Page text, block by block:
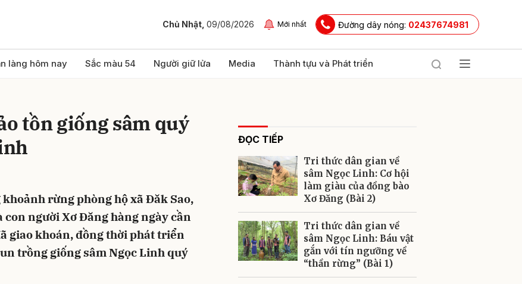
Chủ Nhật, 09/08/2026 Mới nhất Đường dây nóng: 02437674981
làng hôm nay Sắc màu 54 Người giữ lửa Media Thành tựu và Phát triển
tồn giống sâm quý
rừng phòng hộ xã Đăk Sao,
con người Xơ Đăng hàng ngày cần
giao khoán, đồng thời phát triển
trồng giống sâm Ngọc Linh quý
ĐỌC TIẾP
Tri thức dân gian về
sâm Ngọc Linh: Cơ hội
làm giàu của đồng bào
Xơ Đăng (Bài 2)
Tri thức dân gian về
sâm Ngọc Linh: Báu vật
gắn với tín ngưỡng về
“thần rừng” (Bài 1)
luận
Gửi